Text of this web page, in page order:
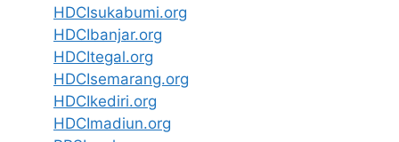
HDCIsukabumi.org
HDCIbanjar.org
HDCItegal.org
HDCIsemarang.org
HDCIkediri.org
HDCImadiun.org